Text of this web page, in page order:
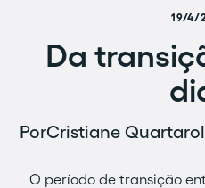
19/4/
Da
PorCristiane
O período de transição